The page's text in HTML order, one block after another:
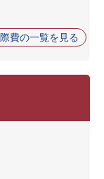
費の一覧を見る